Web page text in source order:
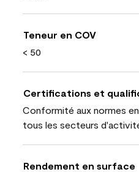
Teneur en COV
< 50
Certifications et
Conformité aux normes
tous les secteurs
Rendement en surface